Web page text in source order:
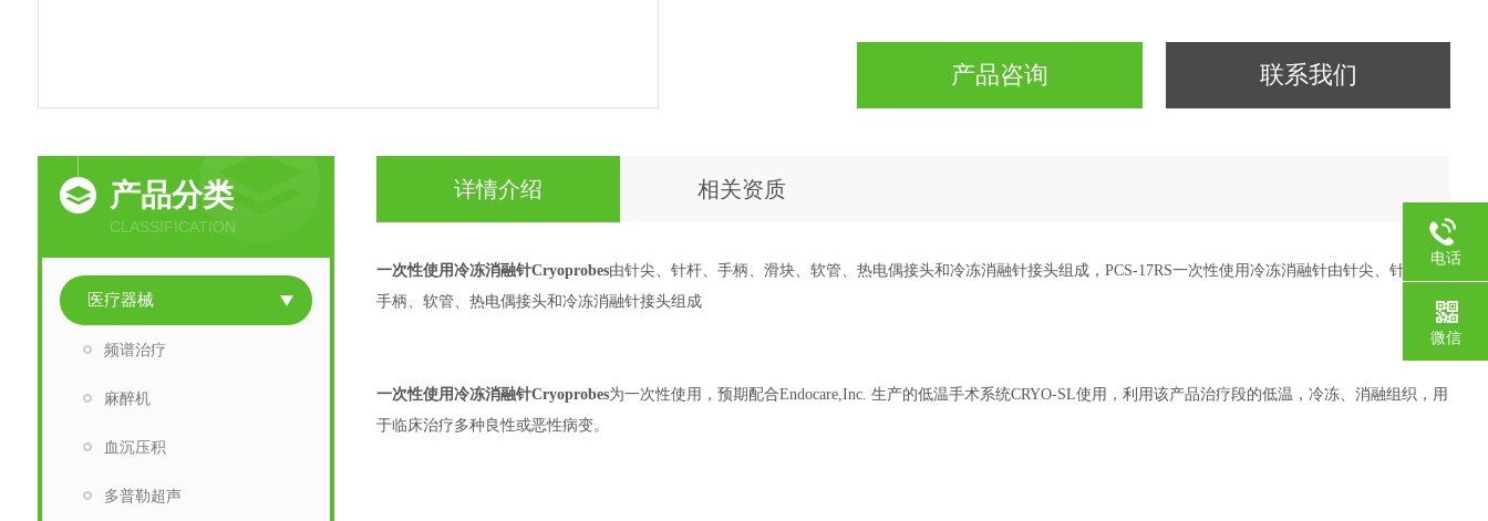
产品咨询 联系我们
产品分类
CLASSIFICATION
医疗器械
频谱治疗
麻醉机
血沉压积
多普勒超声
详情介绍 相关资质
一次性使用冷冻消融针Cryoprobes由针尖、针杆、手柄、滑块、软管、热电偶接头和冷冻消融针接头组成，PCS-17RS一次性使用冷冻消融针由针尖、针杆、
手柄、软管、热电偶接头和冷冻消融针接头组成
一次性使用冷冻消融针Cryoprobes为一次性使用，预期配合Endocare,Inc. 生产的低温手术系统CRYO-SL使用，利用该产品治疗段的低温，冷冻、消融组织，用
于临床治疗多种良性或恶性病变。
电话
微信